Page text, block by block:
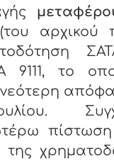
αρχικού
9111, το
της